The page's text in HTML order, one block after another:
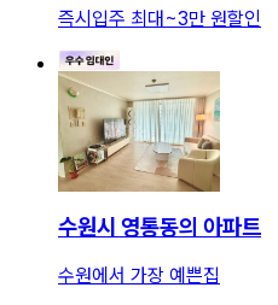
즉시입주 최대~3만 원할인
수원시 영통동의 아파트
수원에서 가장 예쁜집